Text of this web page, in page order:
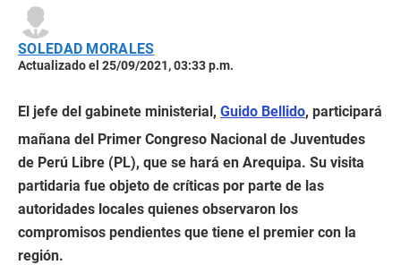
SOLEDAD MORALES
Actualizado el 25/09/2021, 03:33 p.m.
El jefe del gabinete ministerial, Guido Bellido, participará
mañana del Primer Congreso Nacional de Juventudes
de Perú Libre (PL), que se hará en Arequipa. Su visita
partidaria fue objeto de críticas por parte de las
autoridades locales quienes observaron los
compromisos pendientes que tiene el premier con la
región.